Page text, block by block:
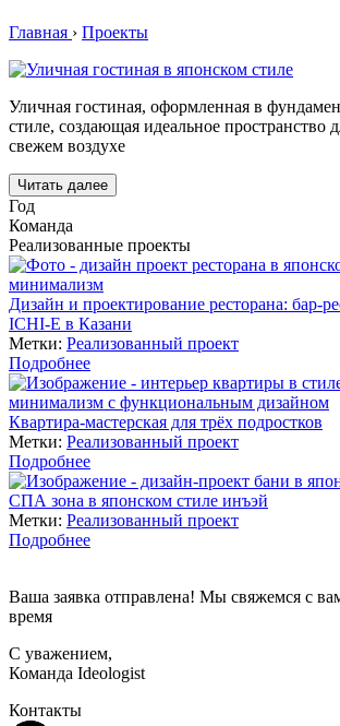
Главная › Проекты
Уличная гостиная, оформленная в
стиле, создающая идеальное пространство
свежем воздухе
Читать далее
Год
Команда
Реализованные проекты
Дизайн и проектирование ресторана: бар-
ICHI-E в Казани
Метки: Реализованный проект
Подробнее
Квартира-мастерская для трёх подростков
Метки: Реализованный проект
Подробнее
СПА зона в японском стиле инъэй
Метки: Реализованный проект
Подробнее
Ваша заявка отправлена! Мы свяжемся с
время
С уважением,
Команда Ideologist
Контакты